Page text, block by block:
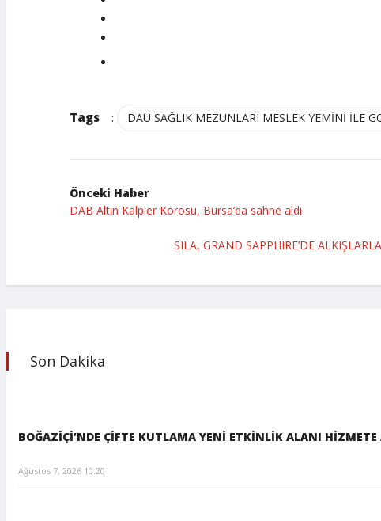
Tags : DAÜ SAĞLIK MEZUNLARI MESLEK YEMİNİ İLE
Önceki Haber
DAB Altın Kalpler Korosu, Bursa’da sahne aldı
SILA, GRAND SAPPHIRE’DE
Son Dakika
BOĞAZİÇİ’NDE ÇİFTE KUTLAMA YENİ ETKİNLİK ALANI
Ağustos 7, 2026 10:20